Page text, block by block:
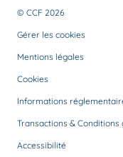
© CCF 2026
Gérer les cookies
Mentions légales
Cookies
Informations
Transactions & Conditions
Accessibilité